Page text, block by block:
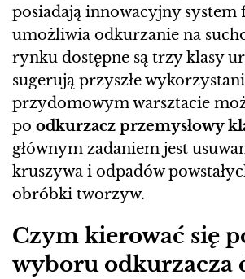
posiadają innowacyjny system
umożliwia odkurzanie na
rynku dostępne są trzy klasy
sugerują przyszłe
przydomowym warsztacie
po odkurzacz przemysłowy
głównym zadaniem jest
kruszywa i odpadów
obróbki tworzyw.
Czym kierować się
wyboru odkurzacza